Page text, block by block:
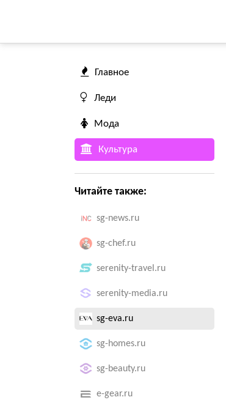
Главное
Леди
Мода
Культура
Читайте также:
sg-news.ru
sg-chef.ru
serenity-travel.ru
serenity-media.ru
sg-eva.ru
sg-homes.ru
sg-beauty.ru
e-gear.ru